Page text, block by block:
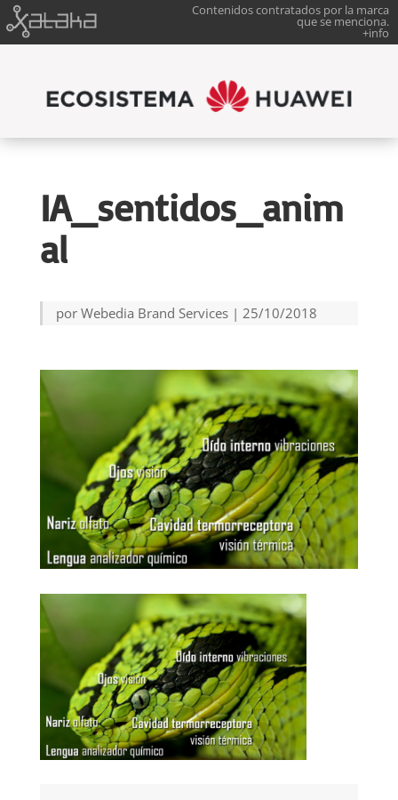
Contenidos contratados por la marca
que se menciona.
+info
IA_sentidos_anim
al
por Webedia Brand Services| 25/10/2018